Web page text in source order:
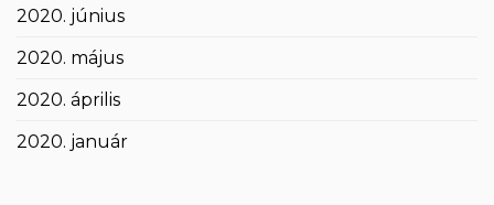
2020. június
2020. május
2020. április
2020. január